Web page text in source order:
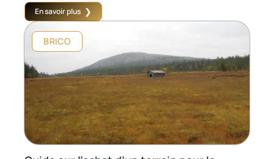
En savoir plus
BRICO